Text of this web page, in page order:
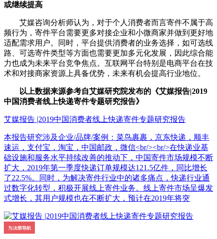
或继续提高
艾媒咨询分析师认为，对于个人消费者而言寄件不属于高
频行为，寄件平台需要更多对接企业和小微商家并做到更好地
适配需求用户。同时，平台提供消费者的业务选择，如可选线
路、可选寄件类型等方面也需要更加多元化发展，因此综合能
力也成为未来平台竞争焦点。互联网平台特别是电商平台在技
术和对接商家资源上具备优势，未来有机会提高行业地位。
以上数据来源参考自艾媒研究院发布的《艾媒报告|2019
中国消费者线上快递寄件专题研究报告》
艾媒报告 |2019中国消费者线上快递寄件专题研究报告
本报告研究涉及企业/品牌/案例：菜鸟裹裹，京东快递，顺丰
速运，支付宝，淘宝，中国邮政，微信<br/><br/>在快递业基
础设施和服务水平持续改善的推动下，中国寄件市场规模不断
扩大，2019年第一季度快递订单规模达121.5亿件，同比增长
了22.5%。同时，为解决寄件行业中的诸多痛点，快递行业通
过数字化转型，积极开展线上寄件业务。线上寄件市场呈爆发
式增长，其用户规模也在不断扩大，预计在2019年将突